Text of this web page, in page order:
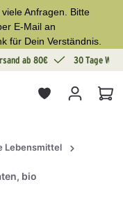
Anfragen. Bitte
E-Mail an
für Dein Verständnis.
ab 80€ 30 Tage
Lebensmittel
bio